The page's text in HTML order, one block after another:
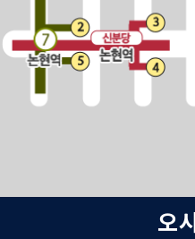
오